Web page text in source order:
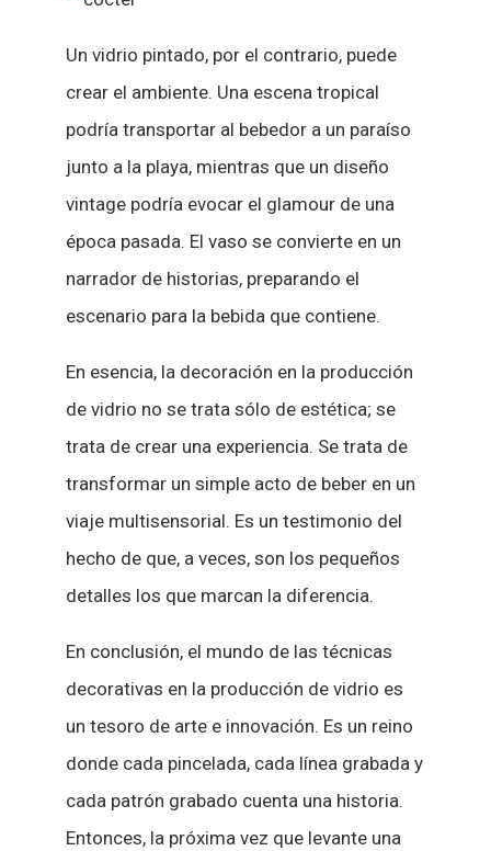
Un vidrio pintado, por el contrario, puede
crear el ambiente. Una escena tropical
podría transportar al bebedor a un paraíso
junto a la playa, mientras que un diseño
vintage podría evocar el glamour de una
época pasada. El vaso se convierte en un
narrador de historias, preparando el
escenario para la bebida que contiene.
En esencia, la decoración en la producción
de vidrio no se trata sólo de estética; se
trata de crear una experiencia. Se trata de
transformar un simple acto de beber en un
viaje multisensorial. Es un testimonio del
hecho de que, a veces, son los pequeños
detalles los que marcan la diferencia.
En conclusión, el mundo de las técnicas
decorativas en la producción de vidrio es
un tesoro de arte e innovación. Es un reino
donde cada pincelada, cada línea grabada y
cada patrón grabado cuenta una historia.
Entonces, la próxima vez que levante una